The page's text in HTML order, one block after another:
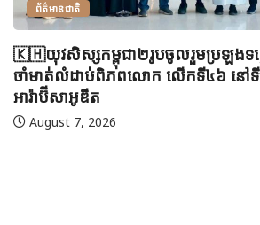
ព័ត៌មានជាតិ
🇰🇭យុវសិស្សកម្ពុជា២រូបចូលរួមប្រឡងទន្ទ
ចាំមាត់លំដាប់ពិភពលោក លើកទី៤៦ នៅទី
អារ៉ាប៊ីសាអូឌីត
August 7, 2026